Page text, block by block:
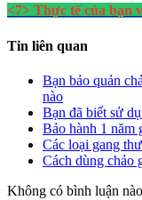
<7> Thực tế của bạn
Tin liên quan
Bạn bảo quản
nào
Bạn đã biết sử
Bảo hành 1 năm
Các loại gang
Cách dùng chảo
Không có bình luận